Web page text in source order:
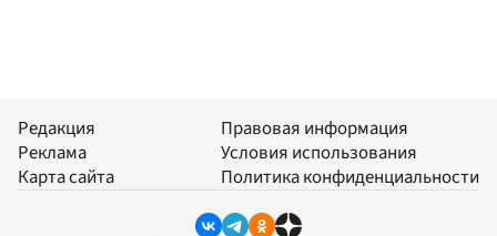
Редакция
Реклама
Карта сайта
Правовая информация
Условия использования
Политика конфиденциальности